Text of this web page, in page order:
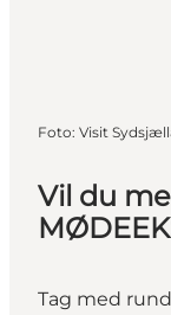
Foto: Visit
Vil du
Tag med